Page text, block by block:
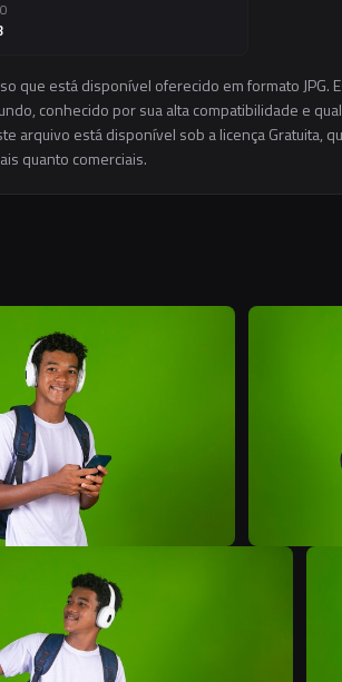
que está disponível oferecido em formato JPG.
conhecido por sua alta compatibilidade e
arquivo está disponível sob a licença Gratuita,
quanto comerciais.